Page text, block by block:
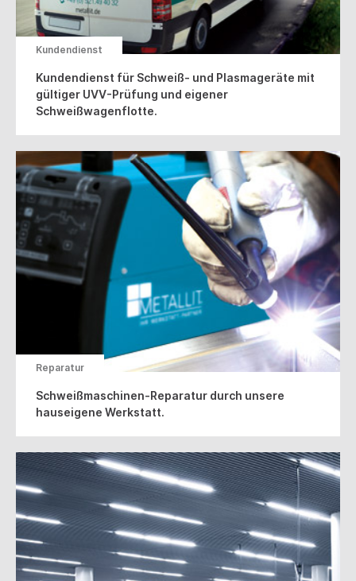
Kundendienst
Kundendienst für Schweiß- und Plasmageräte mit
gültiger UVV-Prüfung und eigener
Schweißwagenflotte.
Reparatur
Schweißmaschinen-Reparatur durch unsere
hauseigene Werkstatt.